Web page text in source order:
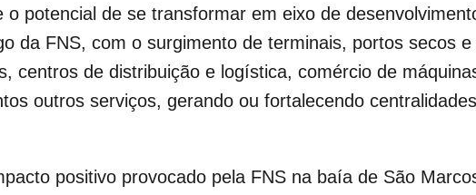
potencial de se transformar em eixo de
da FNS, com o surgimento de terminais, portos secos
centros de distribuição e logística, comércio de
outros serviços, gerando ou fortalecendo
positivo provocado pela FNS na baía de São